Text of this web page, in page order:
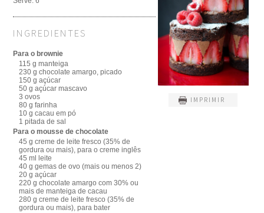
IMPRIMIR
INGREDIENTES
Para o brownie
115 g manteiga
230 g chocolate amargo, picado
150 g açúcar
50 g açúcar mascavo
3 ovos
80 g farinha
10 g cacau em pó
1 pitada de sal
Para o mousse de chocolate
45 g creme de leite fresco (35% de
gordura ou mais), para o creme inglês
45 ml leite
40 g gemas de ovo (mais ou menos 2)
20 g açúcar
220 g chocolate amargo com 30% ou
mais de manteiga de cacau
280 g creme de leite fresco (35% de
gordura ou mais), para bater